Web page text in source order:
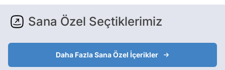
Sana Özel Seçtiklerimiz
Daha Fazla Sana Özel İçerikler